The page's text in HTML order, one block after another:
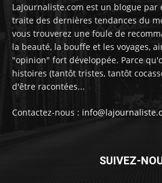
LaJournaliste.com est un blogue
traite des dernières tendances du
vous trouverez une foule de
la beauté, la bouffe et les voyages,
"opinion" fort développée. Parce
histoires (tantôt tristes, tantôt
d'être racontées...
Contactez-nous :
SUIVEZ-